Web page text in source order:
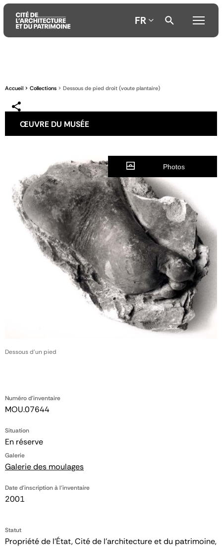
contenu
menu
la
FR
Accueil Collections Dessous de pied droit (voute plantaire)
ŒUVRE DU MUSÉE
Numéro d'inventaire
MOU.07644
Situation
En réserve
Galerie
Galerie des moulages
Date d'inscription à l'inventaire
2001
Statut
Propriété de l’État, Cité de l’architecture et du patrimoine,
Dessous d'un pied
Photos